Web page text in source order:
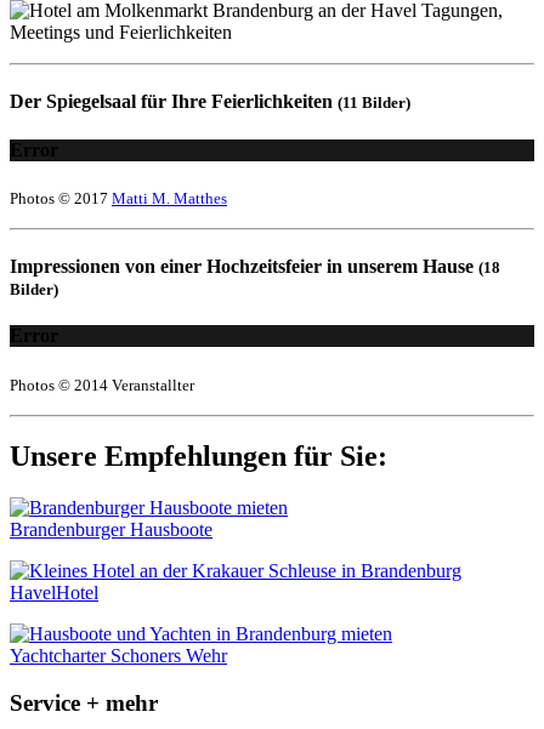
Der Spiegelsaal für Ihre Feierlichkeiten (11 Bilder)
Error
Photos © 2017 Matti M. Matthes
Impressionen von einer Hochzeitsfeier in unserem Hause (18
Bilder)
Error
Photos © 2014 Veranstallter
Unsere Empfehlungen für Sie:
Brandenburger Hausboote
HavelHotel
Yachtcharter Schoners Wehr
Service + mehr